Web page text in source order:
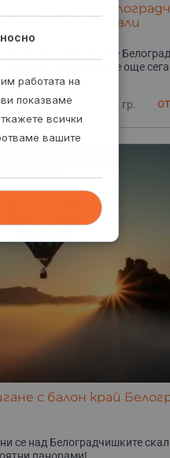
с балон над
скали
балон над уникалните
небесно приключение още
минути
скали до гр.
от
с балон край
се над Белоградчишките
работата на
показваме
всички
вашите